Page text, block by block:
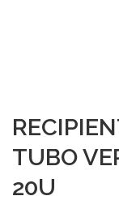
TUBO
20U